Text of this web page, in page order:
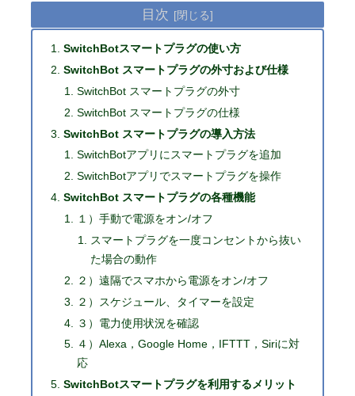
目次
SwitchBotスマートプラグの使い方
SwitchBot スマートプラグの外寸および仕様
SwitchBot スマートプラグの外寸
SwitchBot スマートプラグの仕様
SwitchBot スマートプラグの導入方法
SwitchBotアプリにスマートプラグを追加
SwitchBotアプリでスマートプラグを操作
SwitchBot スマートプラグの各種機能
１）手動で電源をオン/オフ
スマートプラグを一度コンセントから抜い
た場合の動作
２）遠隔でスマホから電源をオン/オフ
２）スケジュール、タイマーを設定
３）電力使用状況を確認
４）Alexa，Google Home，IFTTT，Siriに対
応
SwitchBotスマートプラグを利用するメリット